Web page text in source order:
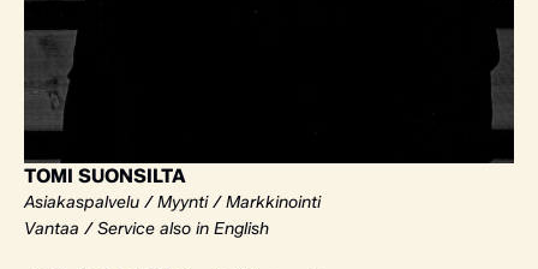
TOMI SUONSILTA
Asiakaspalvelu / Myynti / Markkinointi
Vantaa / Service also in English